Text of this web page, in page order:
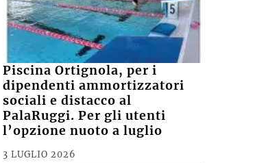
Piscina Ortignola, per i
dipendenti ammortizzatori
sociali e distacco al
PalaRuggi. Per gli utenti
l’opzione nuoto a luglio
3 LUGLIO 2026